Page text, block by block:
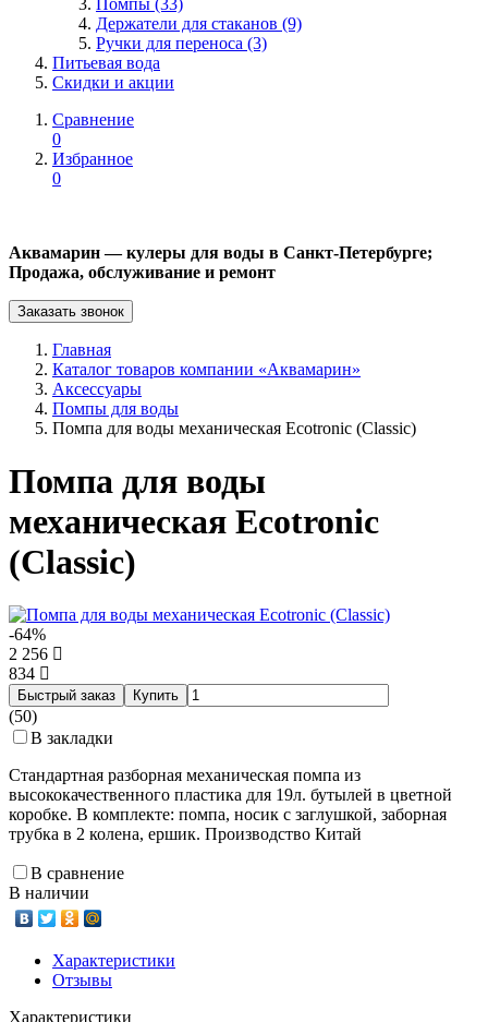
Держатели для стаканов (9)
Ручки для переноса (3)
Питьевая вода
Скидки и акции
Сравнение
0
Избранное
0
Аквамарин — кулеры для воды в Санкт-Петербурге;
Продажа, обслуживание и ремонт
Заказать звонок
Главная
Каталог товаров компании «Аквамарин»
Аксессуары
Помпы для воды
Помпа для воды механическая Ecotronic (Classic)
Помпа для воды
механическая Ecotronic
(Classic)
-64%
2 256
834
Быстрый заказ Купить
(50)
В закладки
Стандартная разборная механическая помпа из
высококачественного пластика для 19л. бутылей в цветной
коробке. В комплекте: помпа, носик с заглушкой, заборная
трубка в 2 колена, ершик. Производство Китай
В сравнение
В наличии
Характеристики
Отзывы
Характеристики